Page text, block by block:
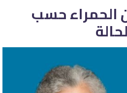
الحمراء حسب